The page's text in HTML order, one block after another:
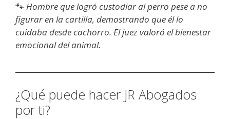
🐾 Hombre que logró custodiar al perro pese a no
figurar en la cartilla, demostrando que él lo
cuidaba desde cachorro. El juez valoró el bienestar
emocional del animal.
¿Qué puede hacer JR Abogados
por ti?